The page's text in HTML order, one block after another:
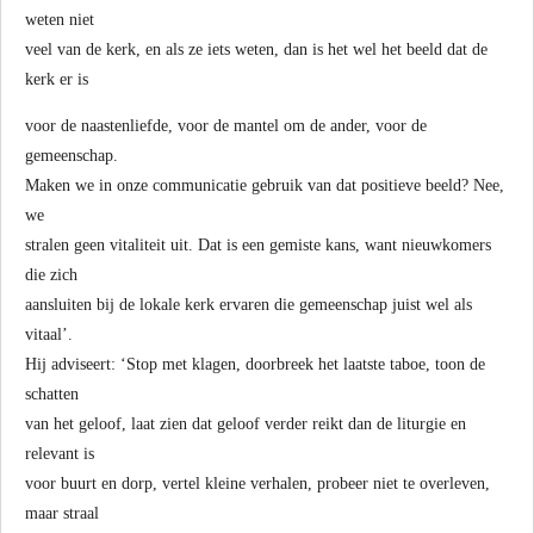
weten niet
veel van de kerk, en als ze iets weten, dan is het wel het beeld dat de
kerk er is
voor de naastenliefde, voor de mantel om de ander, voor de
gemeenschap.
Maken we in onze communicatie gebruik van dat positieve beeld? Nee,
we
stralen geen vitaliteit uit. Dat is een gemiste kans, want nieuwkomers
die zich
aansluiten bij de lokale kerk ervaren die gemeenschap juist wel als
vitaal’.
Hij adviseert: ‘Stop met klagen, doorbreek het laatste taboe, toon de
schatten
van het geloof, laat zien dat geloof verder reikt dan de liturgie en
relevant is
voor buurt en dorp, vertel kleine verhalen, probeer niet te overleven,
maar straal